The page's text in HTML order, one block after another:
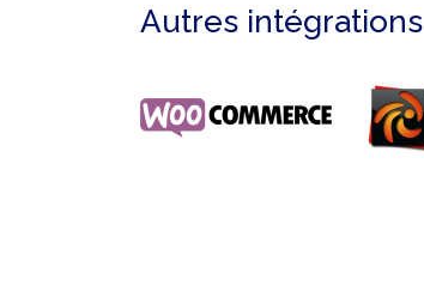
Autres intégrations